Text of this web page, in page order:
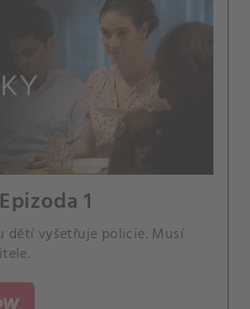
1
dětí vyšetřuje policie. Musí